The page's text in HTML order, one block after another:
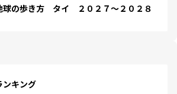
の歩き方 タイ ２０２７～２０２８
ンキング